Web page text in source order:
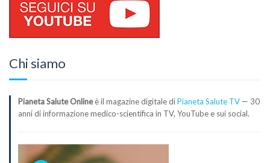
Chi siamo
Pianeta Salute Onlineè il magazine digitale diPianeta Salute TV — 30
anni di informazione medico-scientifica in TV, YouTube e sui social.